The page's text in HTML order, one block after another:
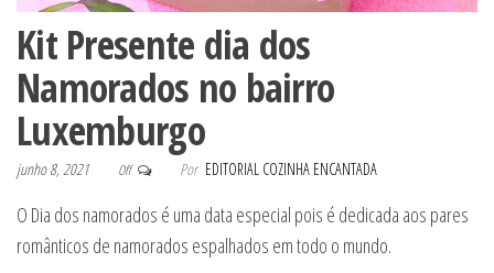
Kit Presente dia dos
Namorados no bairro
Luxemburgo
junho 8, 2021 Off Por EDITORIAL COZINHA ENCANTADA
O Dia dos namorados é uma data especial pois é dedicada aos pares
românticos de namorados espalhados em todo o mundo.